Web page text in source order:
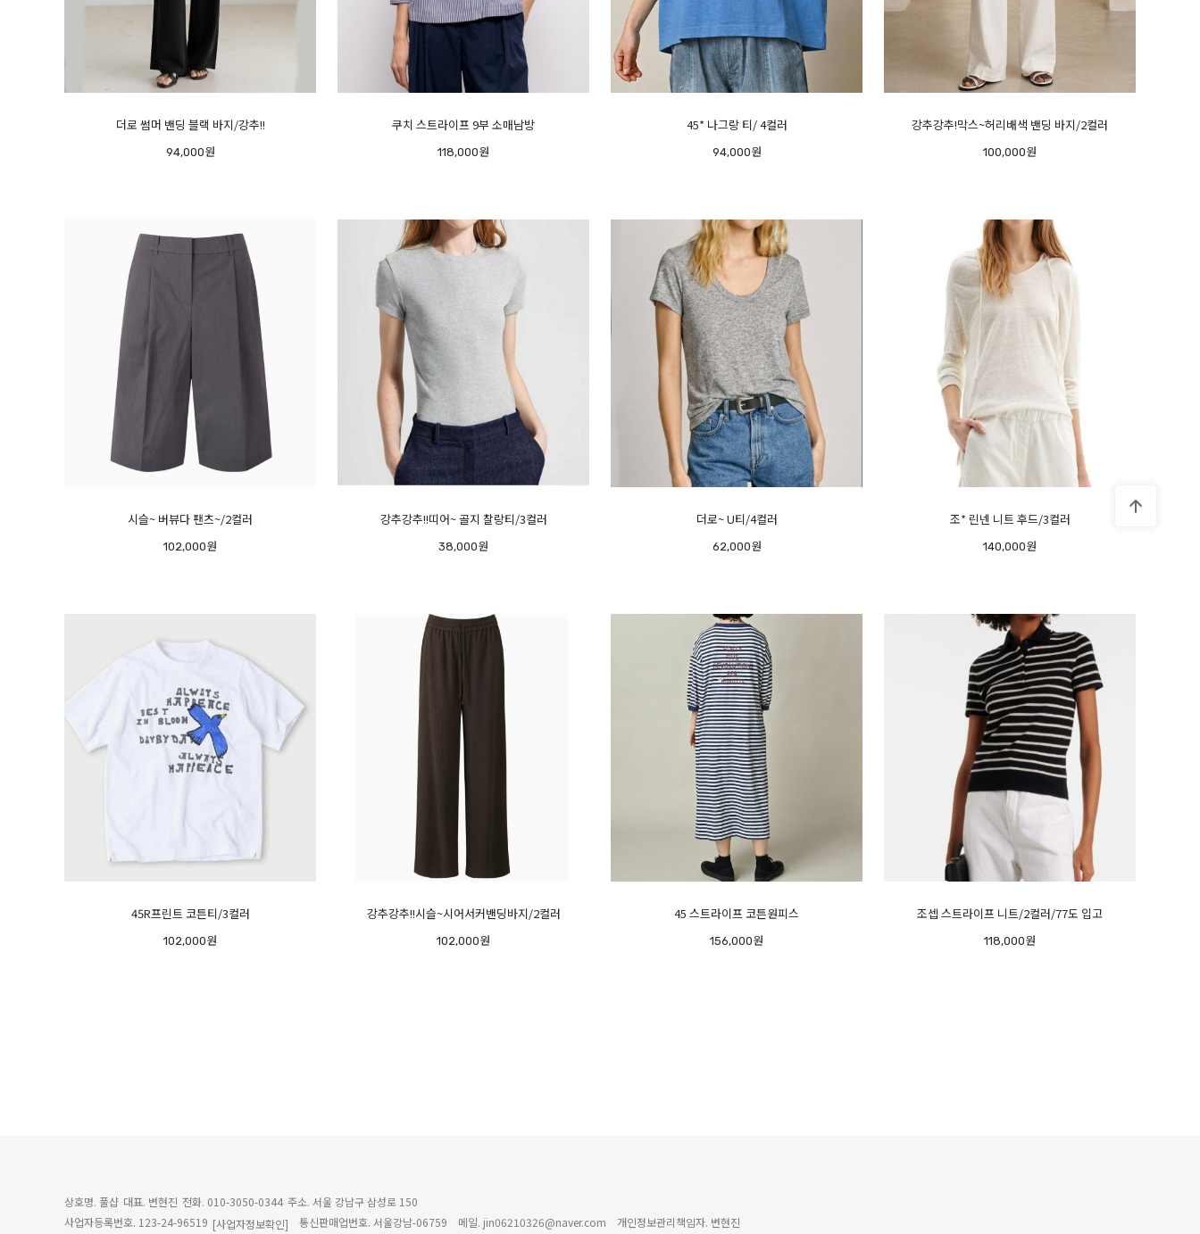
더로 썸머 밴딩 블랙 바지/강추!!
94,000원
쿠치 스트라이프 9부 소매남방
118,000원
45* 나그랑 티/ 4컬러
94,000원
강추강추!막스~허리배색 밴딩 바지/2컬러
100,000원
시슬~ 버뷰다 팬츠~/2컬러
102,000원
강추강추!!띠어~ 골지 찰랑티/3컬러
38,000원
더로~ U티/4컬러
62,000원
조* 린넨 니트 후드/3컬러
140,000원
45R프린트 코튼티/3컬러
102,000원
강추강추!!시슬~시어서커밴딩바지/2컬러
102,000원
45 스트라이프 코튼원피스
156,000원
조셉 스트라이프 니트/2컬러/77도 입고
118,000원
상호명. 풀샵 대표. 변현진 전화. 010-3050-0344 주소. 서울 강남구 삼성로 150
사업자등록번호. 123-24-96519 [사업자정보확인] 통신판매업번호. 서울강남-06759 메일. jin06210326@naver.com 개인정보관리책임자. 변현진